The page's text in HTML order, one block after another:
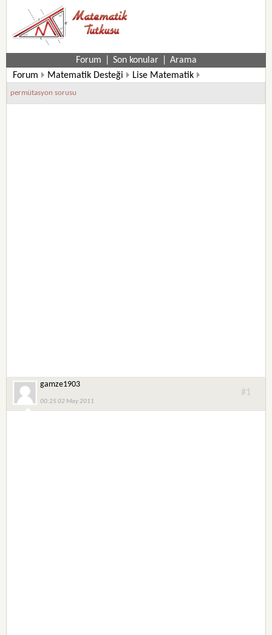
Forum Son konular
Arama
Forum
Matematik Desteği
Lise Matematik
permütasyon sorusu
gamze1903
00:25 02 May 2011
#1